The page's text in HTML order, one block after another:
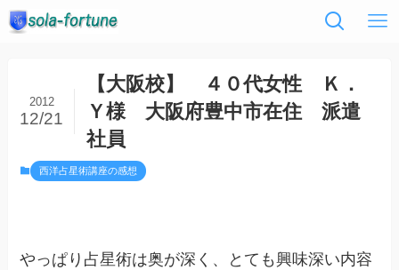
【大阪校】 ４０代女性 Ｋ．
Ｙ様 大阪府豊中市在住 派遣
社員
2012
12/21
西洋占星術講座の感想
やっぱり占星術は奥が深く、とても興味深い内容